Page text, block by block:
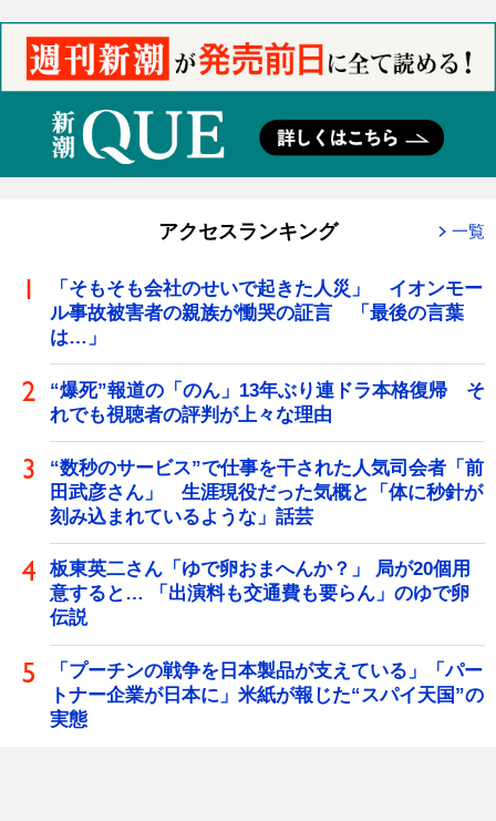
アクセスランキング 一覧
「そもそも会社のせいで起きた人災」 イオンモー
ル事故被害者の親族が慟哭の証言 「最後の言葉
は…」
“爆死”報道の「のん」13年ぶり連ドラ本格復帰 そ
れでも視聴者の評判が上々な理由
“数秒のサービス”で仕事を干された人気司会者「前
田武彦さん」 生涯現役だった気概と「体に秒針が
刻み込まれているような」話芸
板東英二さん「ゆで卵おまへんか？」 局が20個用
意すると… 「出演料も交通費も要らん」のゆで卵
伝説
「プーチンの戦争を日本製品が支えている」「パー
トナー企業が日本に」米紙が報じた“スパイ天国”の
実態